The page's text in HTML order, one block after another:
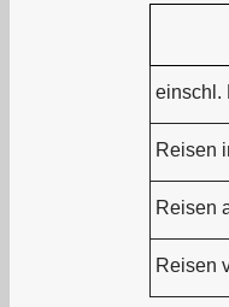
einschl.
Reisen
Reisen
Reisen